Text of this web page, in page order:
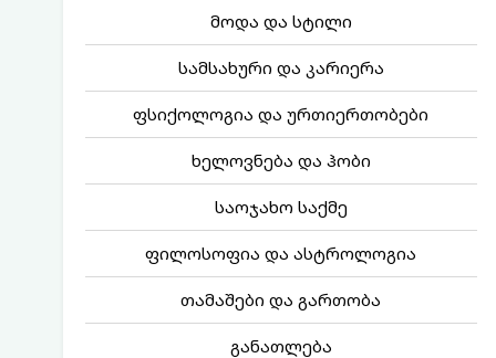
მოდა და სტილი
სამსახური და კარიერა
ფსიქოლოგია და ურთიერთობები
ხელოვნება და ჰობი
საოჯახო საქმე
ფილოსოფია და ასტროლოგია
თამაშები და გართობა
განათლება